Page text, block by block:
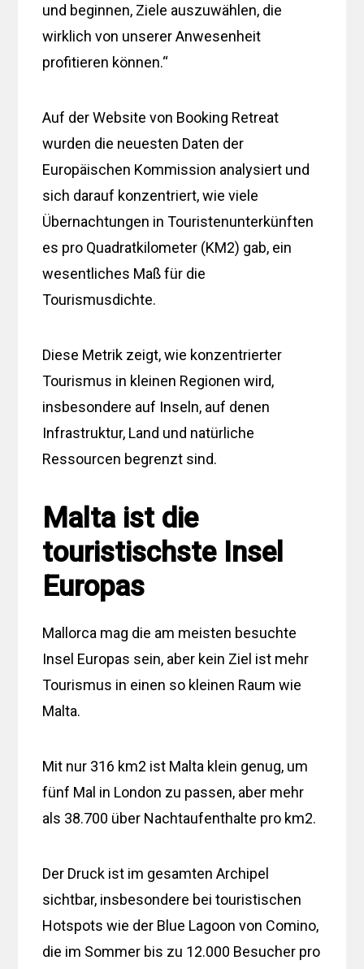
und beginnen, Ziele auszuwählen, die
wirklich von unserer Anwesenheit
profitieren können.“
Auf der Website von Booking Retreat
wurden die neuesten Daten der
Europäischen Kommission analysiert und
sich darauf konzentriert, wie viele
Übernachtungen in Touristenunterkünften
es pro Quadratkilometer (KM2) gab, ein
wesentliches Maß für die
Tourismusdichte.
Diese Metrik zeigt, wie konzentrierter
Tourismus in kleinen Regionen wird,
insbesondere auf Inseln, auf denen
Infrastruktur, Land und natürliche
Ressourcen begrenzt sind.
Malta ist die
touristischste Insel
Europas
Mallorca mag die am meisten besuchte
Insel Europas sein, aber kein Ziel ist mehr
Tourismus in einen so kleinen Raum wie
Malta.
Mit nur 316 km2 ist Malta klein genug, um
fünf Mal in London zu passen, aber mehr
als 38.700 über Nachtaufenthalte pro km2.
Der Druck ist im gesamten Archipel
sichtbar, insbesondere bei touristischen
Hotspots wie der Blue Lagoon von Comino,
die im Sommer bis zu 12.000 Besucher pro